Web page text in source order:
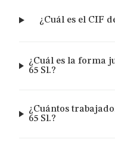
¿Cuál es el CIF
¿Cuál es la forma
65 Sl.?
¿Cuántos
65 Sl.?